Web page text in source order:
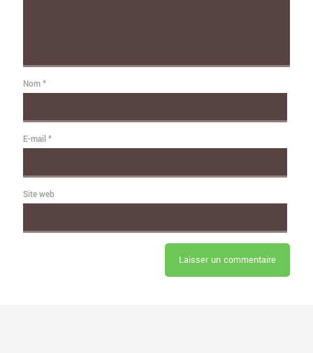
Nom*
E-mail *
Site web